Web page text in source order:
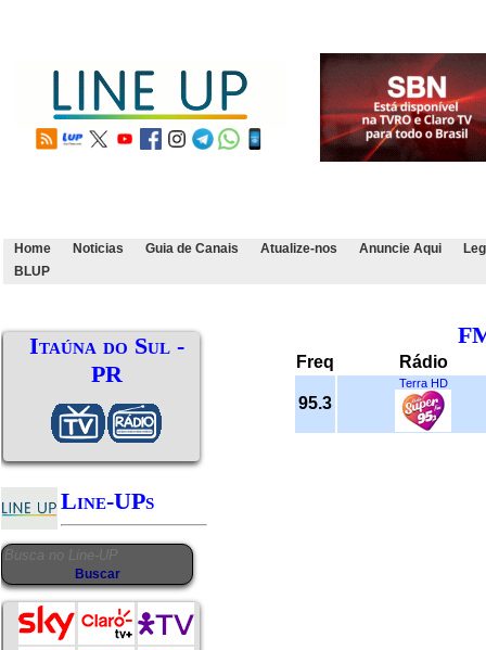
Home Noticias Guia de Canais Atualize-nos Anuncie Aqui
BLUP
Itaúna do Sul -
PR
Line-UPs
Freq Rádio
95.3
Terra HD